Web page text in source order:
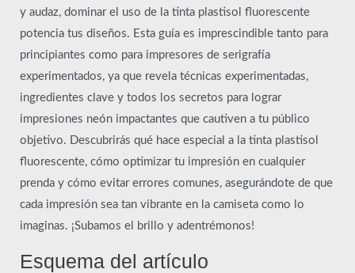
y audaz, dominar el uso de la tinta plastisol fluorescente
potencia tus diseños. Esta guía es imprescindible tanto para
principiantes como para impresores de serigrafía
experimentados, ya que revela técnicas experimentadas,
ingredientes clave y todos los secretos para lograr
impresiones neón impactantes que cautiven a tu público
objetivo. Descubrirás qué hace especial a la tinta plastisol
fluorescente, cómo optimizar tu impresión en cualquier
prenda y cómo evitar errores comunes, asegurándote de que
cada impresión sea tan vibrante en la camiseta como lo
imaginas. ¡Subamos el brillo y adentrémonos!
Esquema del artículo